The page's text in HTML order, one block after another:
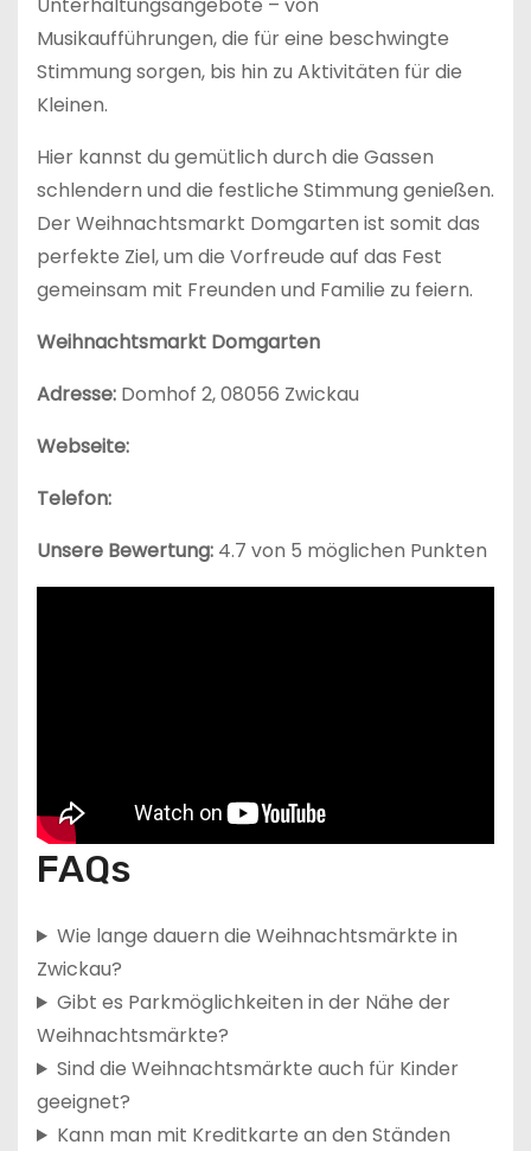
Musikaufführungen, die für eine beschwingte
Stimmung sorgen, bis hin zu Aktivitäten für die
Kleinen.
Hier kannst du gemütlich durch die Gassen
schlendern und die festliche Stimmung genießen.
Der Weihnachtsmarkt Domgarten ist somit das
perfekte Ziel, um die Vorfreude auf das Fest
gemeinsam mit Freunden und Familie zu feiern.
Weihnachtsmarkt Domgarten
Adresse: Domhof 2, 08056 Zwickau
Webseite:
Telefon:
Unsere Bewertung: 4.7 von 5 möglichen Punkten
FAQs
Wie lange dauern die Weihnachtsmärkte in
Zwickau?
Gibt es Parkmöglichkeiten in der Nähe der
Weihnachtsmärkte?
Sind die Weihnachtsmärkte auch für Kinder
geeignet?
Kann man mit Kreditkarte an den Ständen